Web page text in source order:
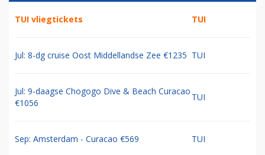
TUI vliegtickets TUI
Jul: 8-dg cruise Oost Middellandse Zee €1235 TUI
Jul: 9-daagse Chogogo Dive & Beach Curacao
€1056
TUI
Sep: Amsterdam - Curacao €569 TUI